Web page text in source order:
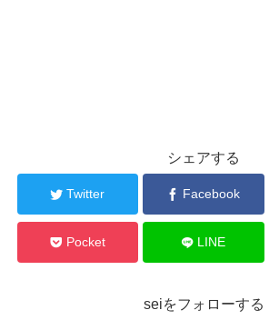
シェアする
Twitter Facebook
Pocket LINE
seiをフォローする